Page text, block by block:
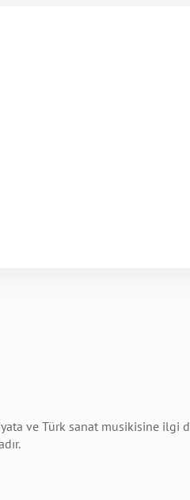
ve Türk sanat musikisine ilgi